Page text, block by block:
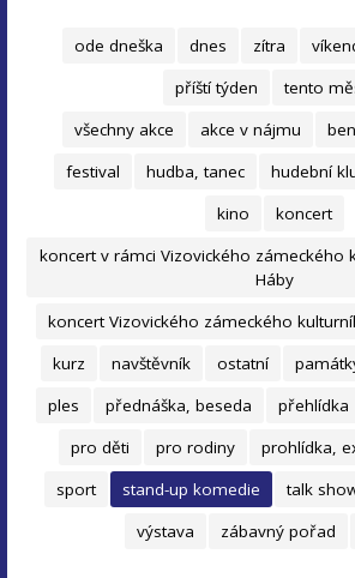
ode dneška dnes zítra
příští týden
tento
všechny akce
akce v nájmu
festival
hudba, tanec hudební
kino
koncert
koncert v rámci Vizovického zámeckého
Háby
koncert Vizovického zámeckého
kurz
navštěvník ostatní
ples
přednáška, beseda přehlídka
pro děti
pro rodiny prohlídka,
sport
stand-up komedie talk
výstava
zábavný pořad